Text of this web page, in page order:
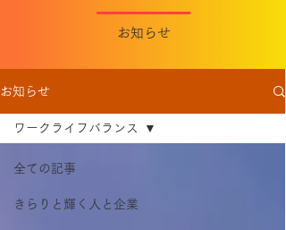
​お知らせ
お知らせ
全ての記事
きらりと輝く人と企業
ワークライフバランス